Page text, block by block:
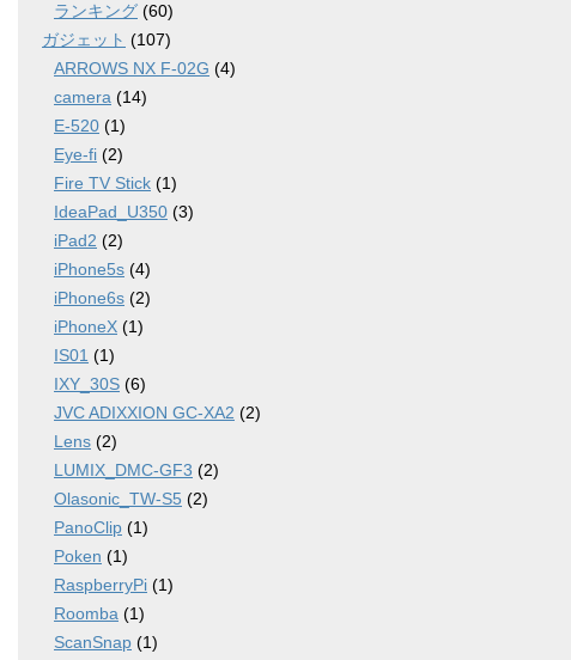
ランキング (60)
ガジェット (107)
ARROWS NX F-02G (4)
camera (14)
E-520 (1)
Eye-fi (2)
Fire TV Stick (1)
IdeaPad_U350 (3)
iPad2 (2)
iPhone5s (4)
iPhone6s (2)
iPhoneX (1)
IS01 (1)
IXY_30S (6)
JVC ADIXXION GC-XA2 (2)
Lens (2)
LUMIX_DMC-GF3 (2)
Olasonic_TW-S5 (2)
PanoClip (1)
Poken (1)
RaspberryPi (1)
Roomba (1)
ScanSnap (1)